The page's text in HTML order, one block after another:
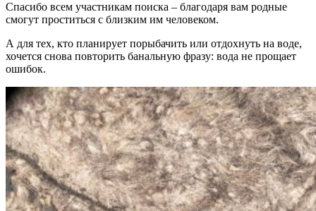
Спасибо всем участникам поиска – благодаря вам родные
смогут проститься с близким им человеком.
А для тех, кто планирует порыбачить или отдохнуть на воде,
хочется снова повторить банальную фразу: вода не прощает
ошибок.